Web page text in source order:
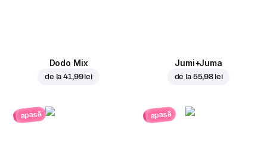
Dodo Mix
de la41,99 lei
Jumi+Juma
de la 55,98 lei
apasă apasă